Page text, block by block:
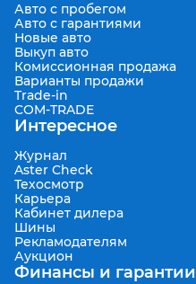
Авто с пробегом
Авто с гарантиями
Новые авто
Выкуп авто
Комиссионная продажа
Варианты продажи
Trade-in
COM-TRADE
Интересное
Журнал
Aster Check
Техосмотр
Карьера
Кабинет дилера
Шины
Рекламодателям
Аукцион
Финансы и гарантии